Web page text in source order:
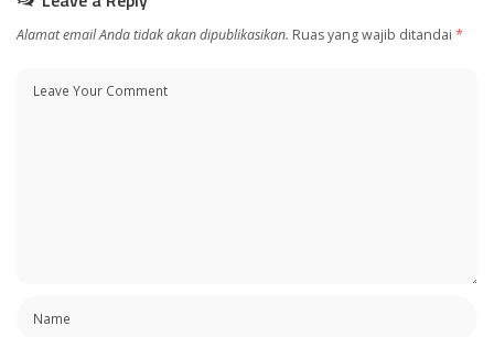
Alamat email Anda tidak akan dipublikasikan. Ruas yang wajib ditandai *